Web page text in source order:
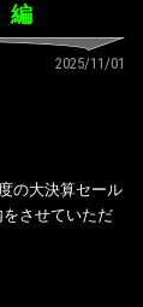
編
2025/11/01
の大決算セール
させていただ